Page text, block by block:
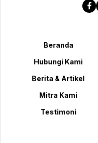
Beranda
Hubungi Kami
Berita & Artikel
Mitra Kami
Testimoni